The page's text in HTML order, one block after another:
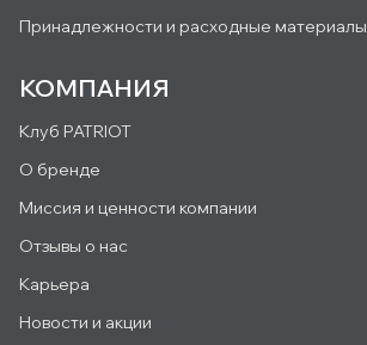
Принадлежности и расходные материалы
КОМПАНИЯ
Клуб PATRIOT
О бренде
Миссия и ценности компании
Отзывы о нас
Карьера
Новости и акции